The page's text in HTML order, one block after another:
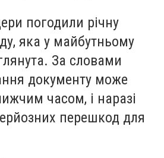
погодили річну
яка у майбутньому
За словами
документу може
часом, і наразі
перешкод для